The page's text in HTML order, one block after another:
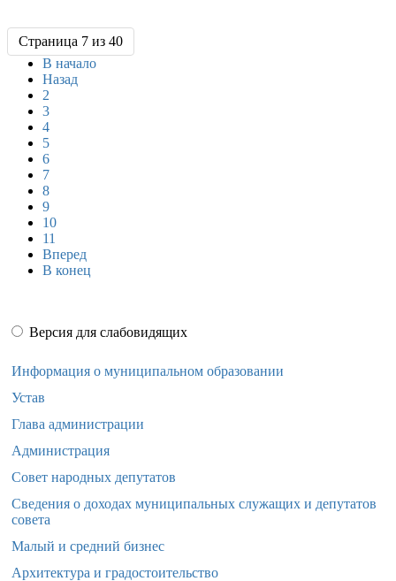
Страница 7 из 40
В начало
Назад
2
3
4
5
6
7
8
9
10
11
Вперед
В конец
Версия для слабовидящих
Информация о муниципальном образовании
Устав
Глава администрации
Администрация
Совет народных депутатов
Сведения о доходах муниципальных служащих и депутатов
совета
Малый и средний бизнес
Архитектура и градостоительство